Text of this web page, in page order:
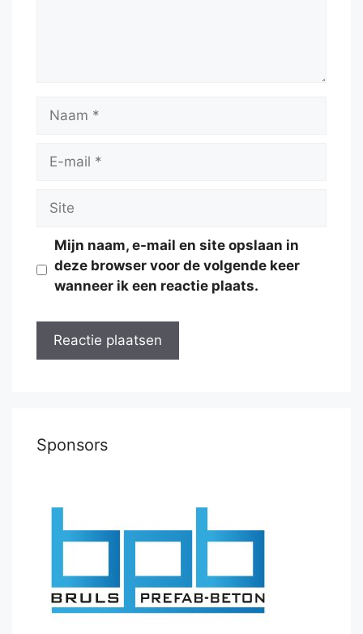
Naam
Site
Mijn naam, e-mail en site opslaan in
deze browser voor de volgende keer
wanneer ik een reactie plaats.
Sponsors